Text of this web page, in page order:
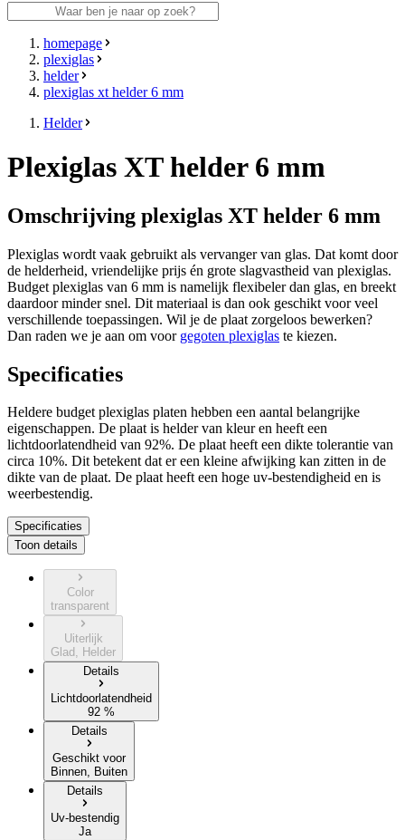
homepage
plexiglas
helder
plexiglas xt helder 6 mm
Helder
Plexiglas XT helder 6 mm
Omschrijving plexiglas XT helder 6 mm
Plexiglas wordt vaak gebruikt als vervanger van glas. Dat komt door
de helderheid, vriendelijke prijs én grote slagvastheid van plexiglas.
Budget plexiglas van 6 mm is namelijk flexibeler dan glas, en breekt
daardoor minder snel. Dit materiaal is dan ook geschikt voor veel
verschillende toepassingen. Wil je de plaat zorgeloos bewerken?
Dan raden we je aan om voor gegoten plexiglas te kiezen.
Specificaties
Heldere budget plexiglas platen hebben een aantal belangrijke
eigenschappen. De plaat is helder van kleur en heeft een
lichtdoorlatendheid van 92%. De plaat heeft een dikte tolerantie van
circa 10%. Dit betekent dat er een kleine afwijking kan zitten in de
dikte van de plaat. De plaat heeft een hoge uv-bestendigheid en is
weerbestendig.
Specificaties
Toon details
Color
transparent
Uiterlijk
Glad, Helder
Details
Lichtdoorlatendheid
92 %
Details
Geschikt voor
Binnen, Buiten
Details
Uv-bestendig
Ja